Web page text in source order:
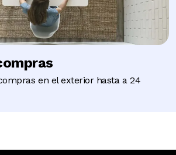
en el exterior hasta a 24